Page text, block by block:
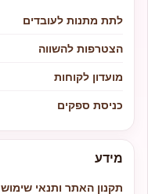
לתת מתנות לעובדים
הצטרפות להשווה
מועדון לקוחות
כניסת ספקים
מידע
תקנון האתר ותנאי שימוש